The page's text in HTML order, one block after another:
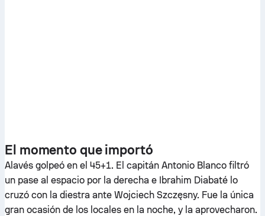
El momento que importó
Alavés golpeó en el 45+1. El capitán Antonio Blanco filtró
un pase al espacio por la derecha e Ibrahim Diabaté lo
cruzó con la diestra ante Wojciech Szczęsny. Fue la única
gran ocasión de los locales en la noche, y la aprovecharon.